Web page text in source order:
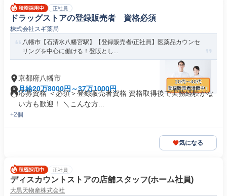
正社員
ドラッグストアの登録販売者 資格必須
株式会社スギ薬局
八幡市【石清水八幡宮駅】【登録販売者/正社員】医薬品カウンセ
リングを中心に働ける！登販とし...
京都府八幡市
月給20万8000円～37万1000円
応募資格 ＜必須＞登録販売者資格 資格取得後で実務経験がな
い方も歓迎！ ＼こんな方...
+2個
気になる
正社員
ディスカウントストアの店舗スタッフ(ホーム社員)
大黒天物産株式会社